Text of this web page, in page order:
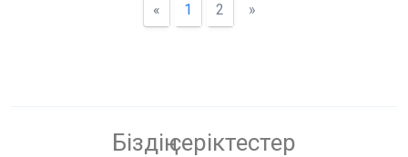
« 1 2 »
Біздің серіктестер